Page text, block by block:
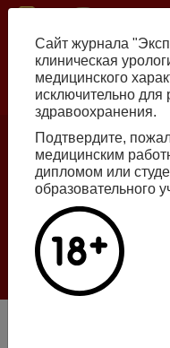
Перейти
основному
содержанию
Номер
в
Сайт журнала
клиническая
медицинского
исключительно для
здравоохранения.
Подтвердите,
медицинским
дипломом или
образовательного